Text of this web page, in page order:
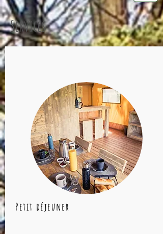
Services
Petit déjeuner